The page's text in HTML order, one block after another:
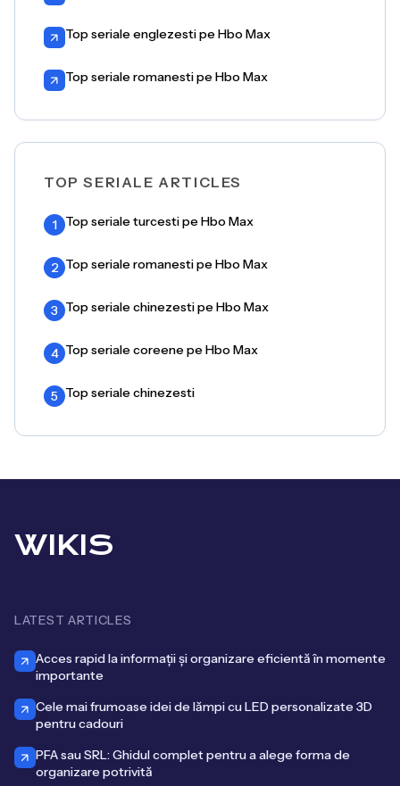
Top seriale englezesti pe Hbo Max
Top seriale romanesti pe Hbo Max
TOP SERIALE ARTICLES
1 Top seriale turcesti pe Hbo Max
2 Top seriale romanesti pe Hbo Max
3 Top seriale chinezesti pe Hbo Max
4 Top seriale coreene pe Hbo Max
5 Top seriale chinezesti
WIKIS
LATEST ARTICLES
Acces rapid la informații și organizare eficientă în momente
importante
Cele mai frumoase idei de lămpi cu LED personalizate 3D
pentru cadouri
PFA sau SRL: Ghidul complet pentru a alege forma de
organizare potrivită